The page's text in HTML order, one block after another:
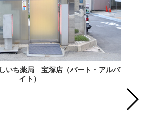
しいち薬局 宝塚店（パート・アルバ
イト）